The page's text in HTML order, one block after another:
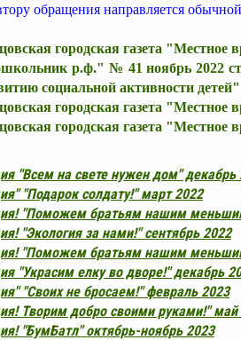
обращения направляется
городская газета
р.ф." № 41 ноябрь 2022
социальной активности детей"
городская газета
городская газета
"Всем на свете нужен дом"декабрь
"Подарок солдату!" март 2022
"Поможем братьям нашим
"Экология за нами!" сентябрь 2022
"Поможем братьям нашим
"Украсим елку во дворе!" декабрь
"Своих не бросаем!" февраль 2023
Творим добро своими руками!" май
"БумБатл"октябрь-ноябрь 2023